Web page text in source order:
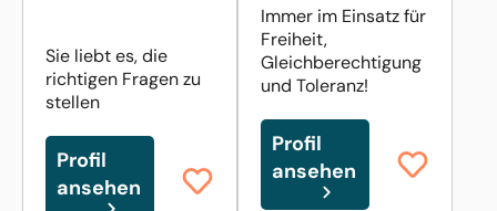
Sie liebt es, die
richtigen Fragen zu
stellen
Profil
ansehen
Immer im Einsatz für
Freiheit,
Gleichberechtigung
und Toleranz!
Profil
ansehen